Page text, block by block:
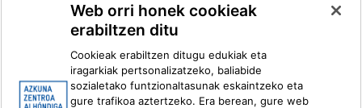
Instagram
Youtube
Linkedin
Ivoox
Web orri honek cookieak
erabiltzen ditu
Cookieak erabiltzen ditugu edukiak eta
iragarkiak pertsonalizatzeko, baliabide
sozialetako funtzionaltasunak eskaintzeko eta
gure trafikoa aztertzeko. Era berean, gure web